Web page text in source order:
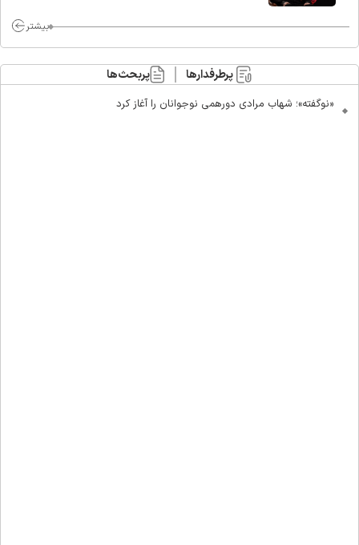
بیشتر
پرطرفدارها پربحث‌ها
«نوگفته»؛ شهاب مرادی دورهمی نوجوانان را آغاز کرد